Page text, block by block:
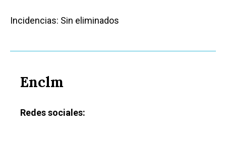
Incidencias: Sin eliminados
Enclm
Redes sociales: